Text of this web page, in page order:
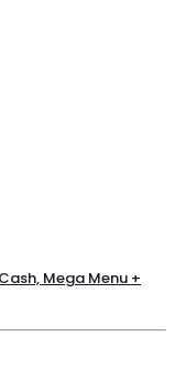
Mega Menu +